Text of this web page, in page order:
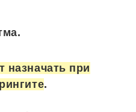
назначать при
.